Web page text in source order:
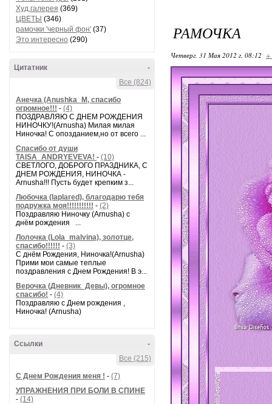
Худ.галерея (369)
ЦВЕТЫ (346)
рамочки 'черный фон' (37)
Это интересно (290)
-
Цитатник
Все (824)
Анечка (Anushka_M, спасибо
огромное!!! - (4)
ПОЗДРАВЛЯЮ С ДНЕМ РОЖДЕНИЯ
НИНОЧКУ!(Arnusha) Милая милая
Ниночка! С опозданием,но от всего ...
Спасибо от души
TAISA_ANDRYEVEVA! - (10)
СВЕТЛОГО, ДОБРОГО ПРАЗДНИКА, С
ДНЕМ РОЖДЕНИЯ, НИНОЧКА -
Arnusha!!! Пусть будет крепким з...
Любочка (laplared), благодарю тебя
подружка моя!!!!!!!!!!! - (2)
Поздравляю Ниночку (Arnusha) с
днём рождения ...
Лолочка (Lola_malvina), золотце,
спасибо!!!!!! - (3)
С днём Рождения, Ниночка!(Аrnusha)
Прими мои самые теплые
поздравления с Днем Рождения! В э...
Верочка (Дневник_Девы), огромное
спасибо! - (4)
Поздравляю с Днем рождения ,
Ниночка! (Arnusha)
-
Ссылки
Все (215)
С Днем Рождения меня ! - (7)
УПРАЖНЕНИЯ ПРИ БОЛИ В СПИНЕ
- (14)
РАМОЧКА
Четверг, 31 Мая 2012 г. 08:12 +